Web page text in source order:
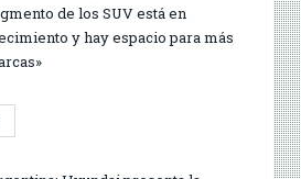
de los SUV está en
y hay espacio para más